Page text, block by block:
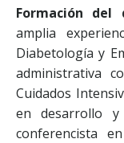
Formación del
amplia
Diabetología y
administrativa
Cuidados
en desarrollo y
conferencista